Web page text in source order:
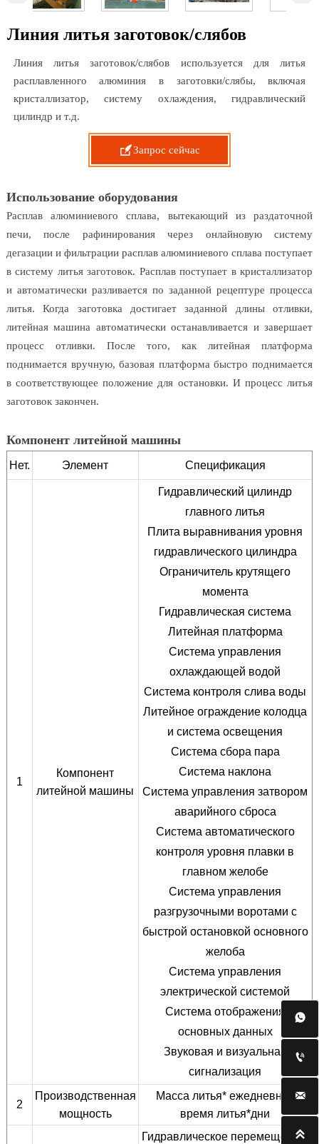
Линия литья заготовок/слябов
Линия литья заготовок/слябов используется для литья
расплавленного алюминия в заготовки/слябы, включая
кристаллизатор, систему охлаждения, гидравлический
цилиндр и т.д.
Запрос сейчас
Использование оборудования
Расплав алюминиевого сплава, вытекающий из раздаточной
печи, после рафинирования через онлайновую систему
дегазации и фильтрации расплав алюминиевого сплава поступает
в систему литья заготовок. Расплав поступает в кристаллизатор
и автоматически разливается по заданной рецептуре процесса
литья. Когда заготовка достигает заданной длины отливки,
литейная машина автоматически останавливается и завершает
процесс отливки. После того, как литейная платформа
поднимается вручную, базовая платформа быстро поднимается
в соответствующее положение для остановки. И процесс литья
заготовок закончен.
Компонент литейной машины
Нет. Элемент Спецификация
1
Компонент
литейной машины
Гидравлический цилиндр
главного литья
Плита выравнивания уровня
гидравлического цилиндра
Ограничитель крутящего
момента
Гидравлическая система
Литейная платформа
Система управления
охлаждающей водой
Система контроля слива воды
Литейное ограждение колодца
и система освещения
Система сбора пара
Система наклона
Система управления затвором
аварийного сброса
Система автоматического
контроля уровня плавки в
главном желобе
Система управления
разгрузочными воротами с
быстрой остановкой основного
желоба
Система управления
электрической системой
Система отображения
основных данных
Звуковая и визуальная
сигнализация
2
Производственная
мощность
Масса литья* ежедневное
время литья*дни
Гидравлическое перемещение,



